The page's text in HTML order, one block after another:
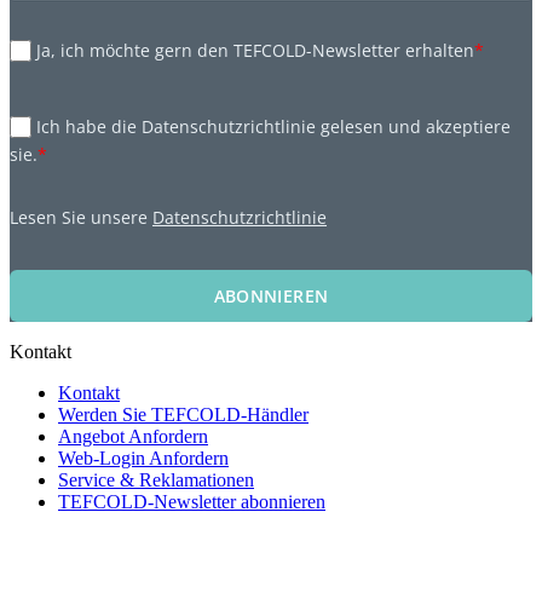
Ja, ich möchte gern den TEFCOLD-Newsletter erhalten*
Ich habe die Datenschutzrichtlinie gelesen und akzeptiere
sie.*
Lesen Sie unsere Datenschutzrichtlinie
ABONNIEREN
Kontakt
Kontakt
Werden Sie TEFCOLD-Händler
Angebot Anfordern
Web-Login Anfordern
Service & Reklamationen
TEFCOLD-Newsletter abonnieren